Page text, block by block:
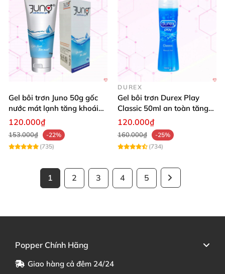
Gel bôi trơn Juno 50g gốc
nước mát lạnh tăng khoái
cảm
120.000₫
153.000₫
-22%
(735)
DUREX
Gel bôi trơn Durex Play
Classic 50ml an toàn tăng
khoái cảm
120.000₫
160.000₫
-25%
(734)
1 2 3 4 5
Popper Chính Hãng
Giao hàng cả đêm 24/24